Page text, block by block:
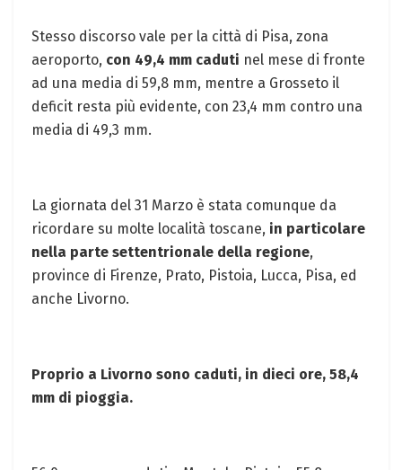
Stesso discorso vale per la città di Pisa, zona
aeroporto, con 49,4 mm caduti nel mese di fronte
ad una media di 59,8 mm, mentre a Grosseto il
deficit resta più evidente, con 23,4 mm contro una
media di 49,3 mm.
La giornata del 31 Marzo è stata comunque da
ricordare su molte località toscane, in particolare
nella parte settentrionale della regione,
province di Firenze, Prato, Pistoia, Lucca, Pisa, ed
anche Livorno.
Proprio a Livorno sono caduti, in dieci ore, 58,4
mm di pioggia.